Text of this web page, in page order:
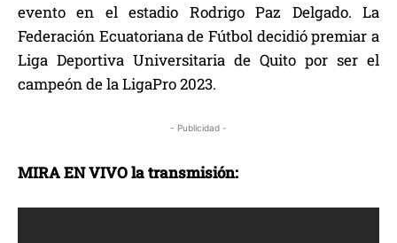
evento en el estadio Rodrigo Paz Delgado. La
Federación Ecuatoriana de Fútbol decidió premiar a
Liga Deportiva Universitaria de Quito por ser el
campeón de la LigaPro 2023.
- Publicidad -
MIRA EN VIVO la transmisión: